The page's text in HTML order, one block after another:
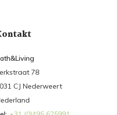
78
CJ Nederweert